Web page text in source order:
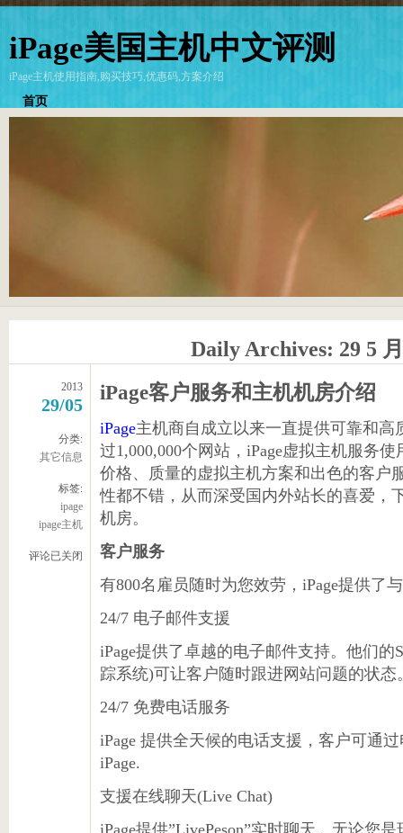
iPage美国主机中文评测
iPage主机使用指南,购买技巧,优惠码,方案介绍
首页
Daily Archives: 29 5
2013
29/05
分类:
其它信息
标签:
ipage
ipage主机
评论已关闭
iPage客户服务和主机机房介绍
iPage主机商自成立以来一直提供可靠和
过1,000,000个网站，iPage虚拟主机服务
价格、质量的虚拟主机方案和出色的客户
性都不错，从而深受国内外站长的喜爱，
机房。
客户服务
有800名雇员随时为您效劳，iPage提供了
24/7 电子邮件支援
iPage提供了卓越的电子邮件支持。他们的
踪系统)可让客户随时跟进网站问题的状态
24/7 免费电话服务
iPage 提供全天候的电话支援，客户可通
iPage.
支援在线聊天(Live Chat)